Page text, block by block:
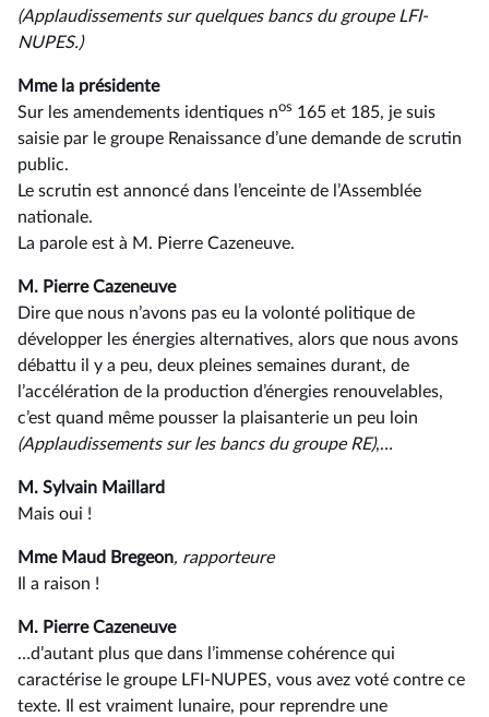
(Applaudissements sur quelques bancs du groupe LFI-
NUPES.)
Mme la présidente
Sur les amendements identiques nos 165 et 185, je suis
saisie par le groupe Renaissance d’une demande de scrutin
public.
Le scrutin est annoncé dans l’enceinte de l’Assemblée
nationale.
La parole est à M. Pierre Cazeneuve.
M. Pierre Cazeneuve
Dire que nous n’avons pas eu la volonté politique de
développer les énergies alternatives, alors que nous avons
débattu il y a peu, deux pleines semaines durant, de
l’accélération de la production d’énergies renouvelables,
c’est quand même pousser la plaisanterie un peu loin
(Applaudissements sur les bancs du groupe RE),…
M. Sylvain Maillard
Mais oui !
Mme Maud Bregeon, rapporteure
Il a raison !
M. Pierre Cazeneuve
…d’autant plus que dans l’immense cohérence qui
caractérise le groupe LFI-NUPES, vous avez voté contre ce
texte. Il est vraiment lunaire, pour reprendre une